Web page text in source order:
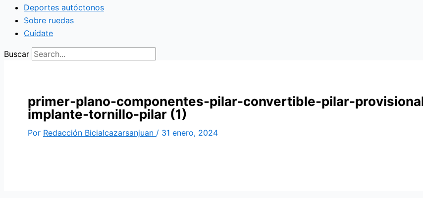
Deportes autóctonos
Sobre ruedas
Cuídate
Buscar
primer-plano-componentes-pilar-convertible-pilar-
implante-tornillo-pilar (1)
Por Redacción Bicialcazarsanjuan / 31 enero, 2024